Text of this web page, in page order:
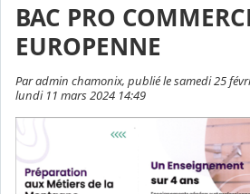
BAC PRO
EUROPENNE
Par admin chamonix, publié le samedi 25
lundi 11 mars 2024 14:49